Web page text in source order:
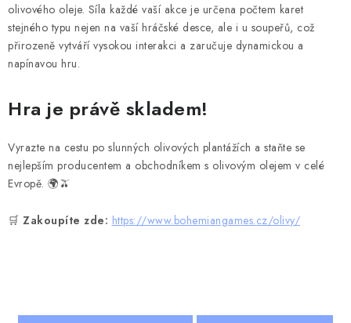
olivového oleje. Síla každé vaší akce je určena počtem karet
stejného typu nejen na vaší hráčské desce, ale i u soupeřů, což
přirozeně vytváří vysokou interakci a zaručuje dynamickou a
napínavou hru.
Hra je právě skladem!
Vyrazte na cestu po slunných olivových plantážích a staňte se
nejlepším producentem a obchodníkem s olivovým olejem v celé
Evropě. 🌍🫒
🛒 Zakoupíte zde: https://www.bohemiangames.cz/olivy/